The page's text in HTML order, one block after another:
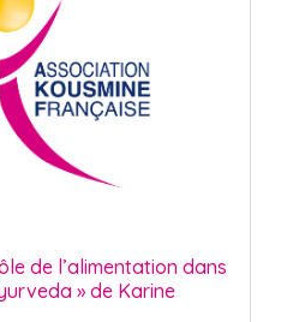
de l’alimentation dans
» de Karine